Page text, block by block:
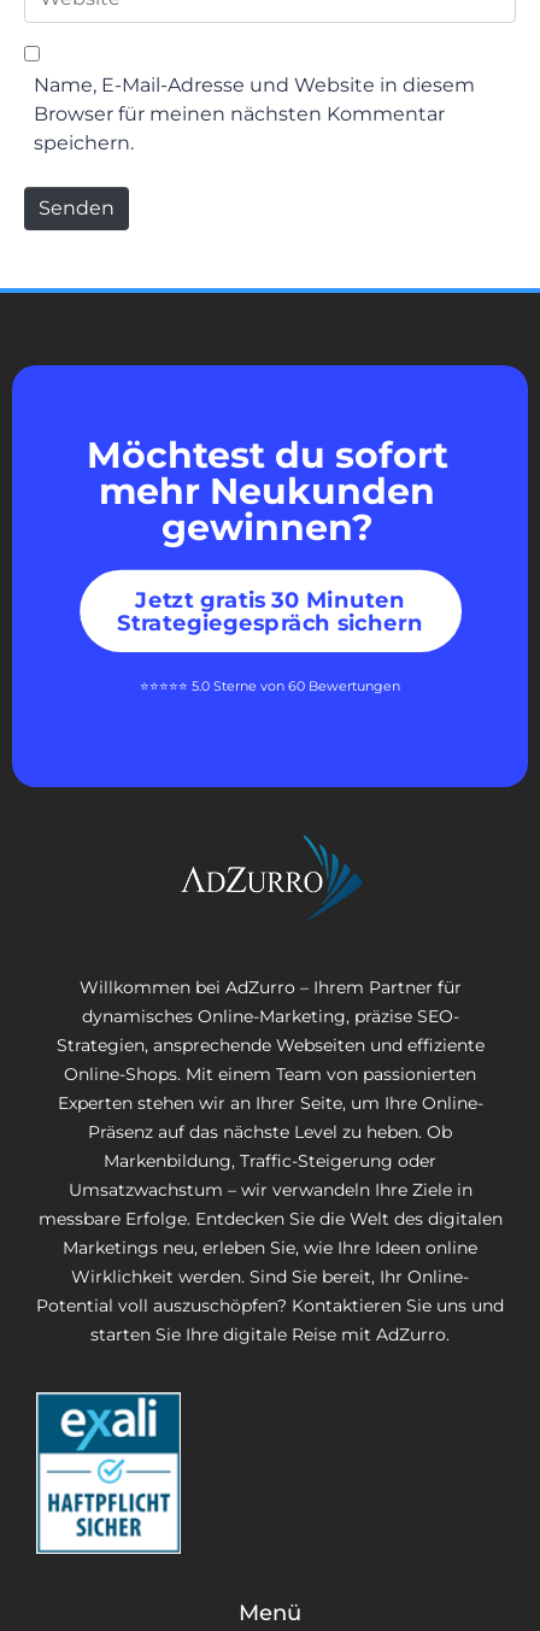
Name, E-Mail-Adresse und Website in diesem
Browser für meinen nächsten Kommentar
speichern.
Senden
Möchtest du sofort
mehr Neukunden
gewinnen?
Jetzt gratis 30 Minuten
Strategiegespräch sichern
⭐⭐⭐⭐⭐ 5.0 Sterne von 60 Bewertungen
Willkommen bei AdZurro – Ihrem Partner für
dynamisches Online-Marketing, präzise SEO-
Strategien, ansprechende Webseiten und effiziente
Online-Shops. Mit einem Team von passionierten
Experten stehen wir an Ihrer Seite, um Ihre Online-
Präsenz auf das nächste Level zu heben. Ob
Markenbildung, Traffic-Steigerung oder
Umsatzwachstum – wir verwandeln Ihre Ziele in
messbare Erfolge. Entdecken Sie die Welt des digitalen
Marketings neu, erleben Sie, wie Ihre Ideen online
Wirklichkeit werden. Sind Sie bereit, Ihr Online-
Potential voll auszuschöpfen? Kontaktieren Sie uns und
starten Sie Ihre digitale Reise mit AdZurro.
Menü